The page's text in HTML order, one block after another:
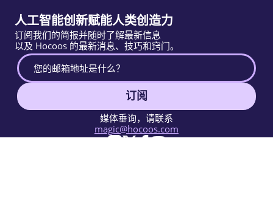
人工智能创新赋能人类创造力
订阅我们的简报并随时了解最新信息
以及 Hocoos 的最新消息、技巧和窍门。
订阅
媒体垂询，请联系
magic@hocoos.com